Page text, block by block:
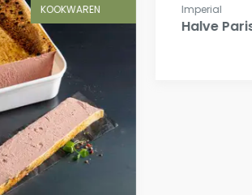
KOOKWAREN